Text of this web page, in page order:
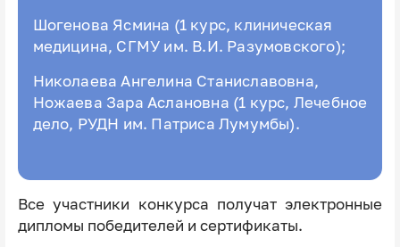
Шогенова Ясмина (1 курс, клиническая
медицина, СГМУ им. В.И. Разумовского);
Николаева Ангелина Станиславовна,
Ножаева Зара Аслановна (1 курс, Лечебное
дело, РУДН им. Патриса Лумумбы).
Все участники конкурса получат электронные
дипломы победителей и сертификаты.